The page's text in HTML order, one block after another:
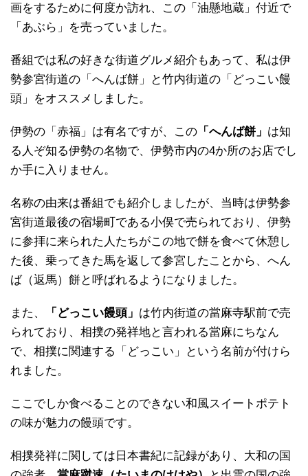
画をするために何度か訪れ、この「油懸地蔵」付近で
「あぶら」を売っていました。
番組では私の好きな街道グルメ紹介もあって、私は伊
勢参宮街道の「へんば餅」と竹内街道の「どっこい饅
頭」をオススメしました。
伊勢の「赤福」は有名ですが、この 「へんば餅」 は知
る人ぞ知る伊勢の名物で、伊勢市内の4か所のお店でし
か手に入りません。
名称の由来は番組でも紹介しましたが、当時は伊勢参
宮街道最後の宿場町である小俣で売られており、伊勢
に参拝に来られた人たちがこの地で餅を食べて休憩し
た後、乗ってきた馬を返して参宮したことから、へん
ば（返馬）餅と呼ばれるようになりました。
また、 「どっこい饅頭」 は竹内街道の當麻寺駅前で売
られており、相撲の発祥地と言われる當麻にちなん
で、相撲に関連する「どっこい」という名前が付けら
れました。
ここでしか食べることのできない和風スイートポテト
の味が魅力の饅頭です。
相撲発祥に関しては日本書紀に記録があり、大和の国